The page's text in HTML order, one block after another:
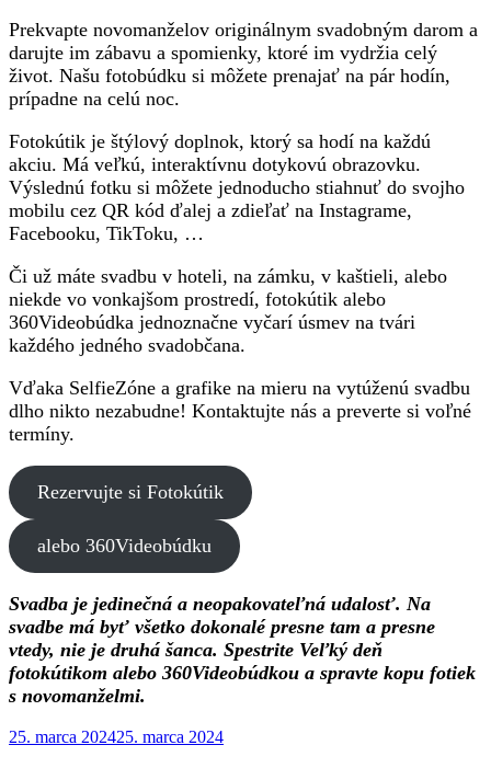
Prekvapte novomanželov originálnym svadobným darom a
darujte im zábavu a spomienky, ktoré im vydržia celý
život. Našu fotobúdku si môžete prenajať na pár hodín,
prípadne na celú noc.
Fotokútik je štýlový doplnok, ktorý sa hodí na každú
akciu. Má veľkú, interaktívnu dotykovú obrazovku.
Výslednú fotku si môžete jednoducho stiahnuť do svojho
mobilu cez QR kód ďalej a zdieľať na Instagrame,
Facebooku, TikToku, …
Či už máte svadbu v hoteli, na zámku, v kaštieli, alebo
niekde vo vonkajšom prostredí, fotokútik alebo
360Videobúdka jednoznačne vyčarí úsmev na tvári
každého jedného svadobčana.
Vďaka SelfieZóne a grafike na mieru na vytúženú svadbu
dlho nikto nezabudne! Kontaktujte nás a preverte si voľné
termíny.
Rezervujte si Fotokútik
alebo 360Videobúdku
Svadba je jedinečná a neopakovateľná udalosť. Na
svadbe má byť všetko dokonalé presne tam a presne
vtedy, nie je druhá šanca. Spestrite Veľký deň
fotokútikom alebo 360Videobúdkou a spravte kopu fotiek
s novomanželmi.
Publikované
25. marca 202425. marca 2024